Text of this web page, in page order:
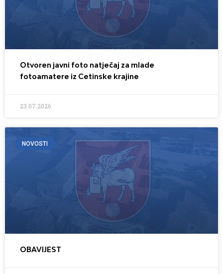
Otvoren javni foto natječaj za mlade
fotoamatere iz Cetinske krajine
23.07.2026
NOVOSTI
OBAVIJEST